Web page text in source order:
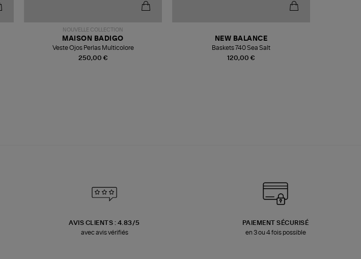
NOUVELLE COLLECTION
250,00 €
MAISON BADIGO
Veste Ojos Perlas Multicolore
120,00 €
NEW BALANCE
Baskets 740 Sea Salt
AVIS CLIENTS : 4.83/5
avec avis vérifiés
PAIEMENT SÉCURISÉ
en 3 ou 4 fois possible